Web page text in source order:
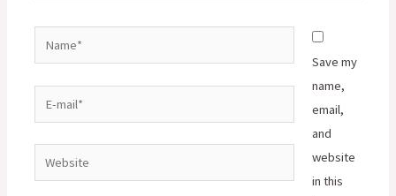
mail*
Website
Save my
name,
email,
and
website
in this